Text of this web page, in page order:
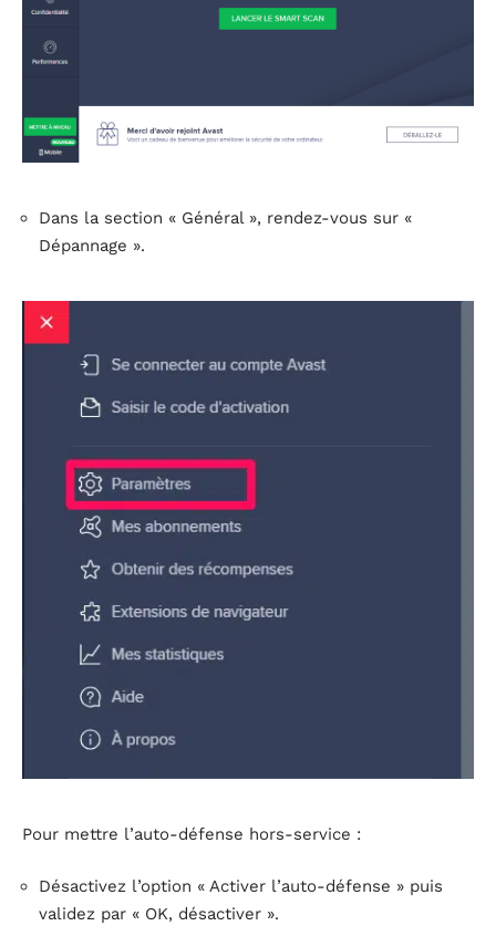
Dans la section « Général », rendez-vous sur «
Dépannage ».
Pour mettre l’auto-défense hors-service :
Désactivez l’option « Activer l’auto-défense » puis
validez par « OK, désactiver ».